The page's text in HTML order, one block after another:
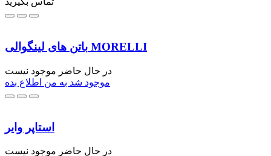
باتن های لینگوالی MORELLI
در حال حاضر موجود نیست
موجود شد به من اطلاع بده
استاپر وایر
در حال حاضر موجود نیست